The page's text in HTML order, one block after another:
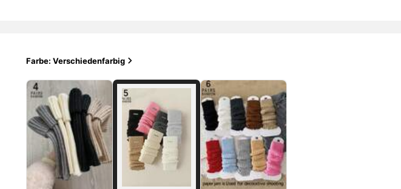
Farbe: Verschiedenfarbig